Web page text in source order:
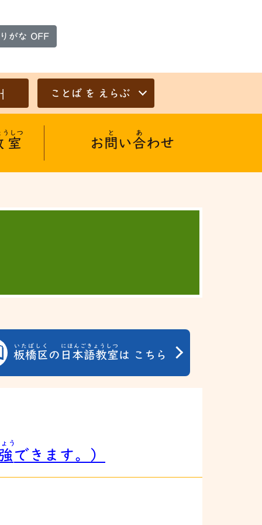
がな OFF
ことば を えらぶ
室
うしつ
お 問
と
い合
あ
わせ
板橋区
いたばしく
の 日本語教室
にほんごきょうしつ
は こちら
う
できます。）